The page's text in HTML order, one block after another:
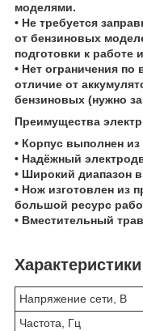
моделями.
• Не требуется
от бензиновых
подготовки к работе
• Нет ограничения
отличие от
бензиновых (нужно
Преимущества
• Корпус выполнен из
• Надёжный
• Широкий диапазон
• Нож изготовлен из
большой ресурс
• Вместительный
Характеристики
Напряжение сети, В
Частота, Гц